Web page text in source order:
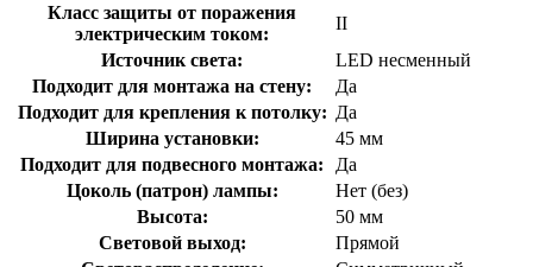
Класс защиты от поражения
электрическим током:
II
Источник света:
LED несменный
Подходит для монтажа на стену:
Да
Подходит для крепления к потолку: Да
Ширина установки:
45 мм
Подходит для подвесного монтажа:
Да
Цоколь (патрон) лампы:
Нет (без)
Высота:
50 мм
Световой выход:
Прямой